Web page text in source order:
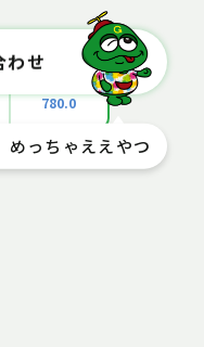
わせ
めっちゃええやつ
【東証グロース】
780.0